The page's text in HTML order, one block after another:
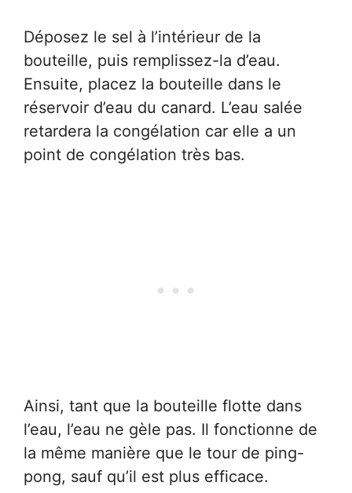
Déposez le sel à l’intérieur de la
bouteille, puis remplissez-la d’eau.
Ensuite, placez la bouteille dans le
réservoir d’eau du canard. L’eau salée
retardera la congélation car elle a un
point de congélation très bas.
Ainsi, tant que la bouteille flotte dans
l’eau, l’eau ne gèle pas. Il fonctionne de
la même manière que le tour de ping-
pong, sauf qu’il est plus efficace.